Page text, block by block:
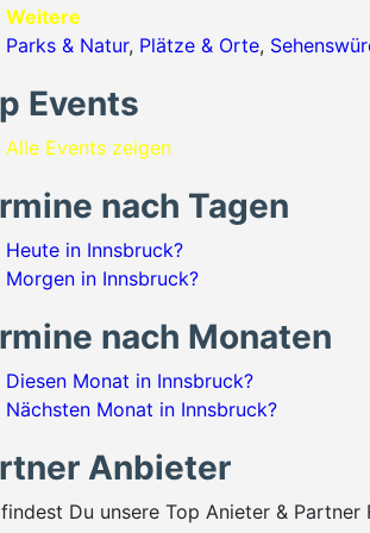
Weitere
Parks & Natur, Plätze & Orte,
Events
Alle Events zeigen
nach Tagen
Heute in Innsbruck?
Morgen in Innsbruck?
nach Monaten
Diesen Monat in Innsbruck?
Nächsten Monat in Innsbruck?
Anbieter
Du unsere Top Anieter & Partner